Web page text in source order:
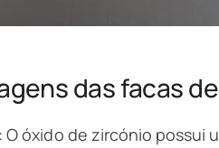
das facas
O óxido de zircónio possui